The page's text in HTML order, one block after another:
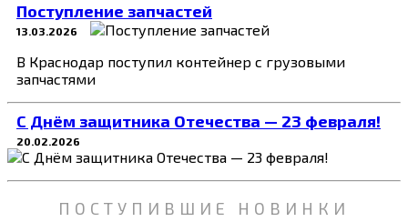
Поступление запчастей
13.03.2026
В Краснодар поступил контейнер с грузовыми
запчастями
C Днём защитника Отечества — 23 февраля!
20.02.2026
ПОСТУПИВШИЕ НОВИНКИ